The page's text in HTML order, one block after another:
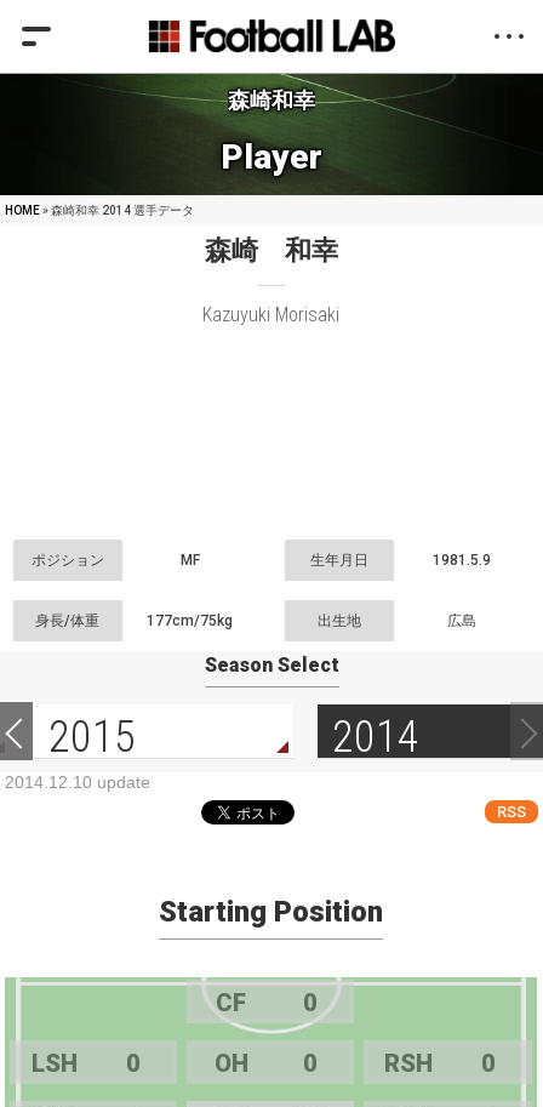
森崎和幸
Player
HOME» 森崎和幸 2014 選手データ
森崎 和幸
Kazuyuki Morisaki
ポジション MF 生年月日 1981.5.9
身長/体重 177cm/75kg 出生地 広島
Season Select
2015 2014
2014.12.10 update
RSS
Starting Position
CF 0
LSH 0 OH 0 RSH 0